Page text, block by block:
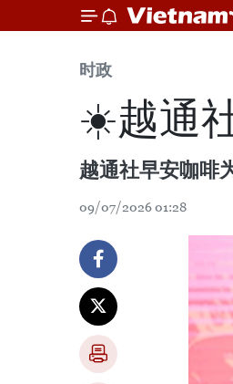
时政
☀️越通
越通社早安咖啡
09/07/2026 01:28